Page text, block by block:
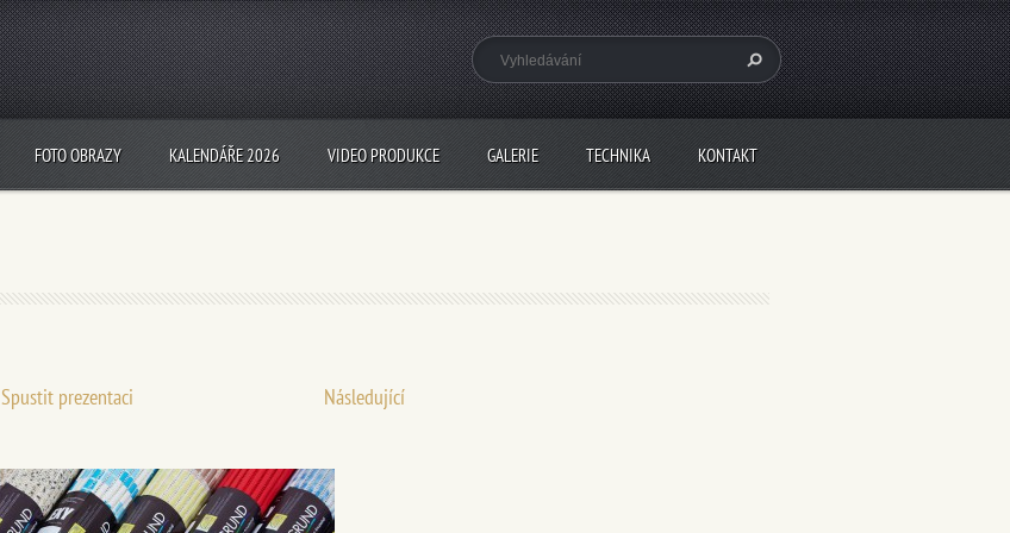
FOTO OBRAZY KALENDÁŘE 2026 VIDEO PRODUKCE GALERIE TECHNIKA KONTAKT
Spustit prezentaci Následující